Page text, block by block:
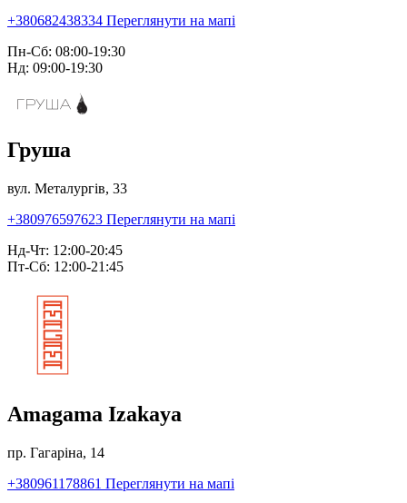
+380682438334 Переглянути на мапі
Пн-Сб: 08:00-19:30
Нд: 09:00-19:30
Груша
вул. Металургів, 33
+380976597623 Переглянути на мапі
Нд-Чт: 12:00-20:45
Пт-Сб: 12:00-21:45
Amagama Izakaya
пр. Гагаріна, 14
+380961178861 Переглянути на мапі